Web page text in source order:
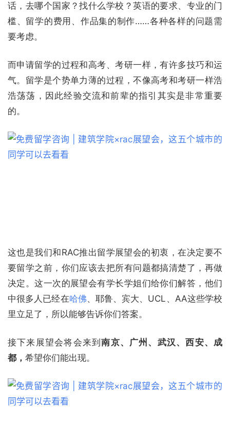
话，去哪个国家？找什么学校？英语的要求、专业的门
槛、留学的费用、作品集的制作……各种各样的问题需
要考虑。
而申请留学的过程和高考、考研一样，有许多技巧和运
气。留学是个势单力薄的过程，不像高考和考研一样浩
浩荡荡，因此经验交流和前辈的指引其实是非常重要
的。
这也是我们和RAC推出留学展望会的初衷，在决定要不
要留学之前，你们应该去把所有问题都搞清楚了，再做
决定。这一次的展望会有学长学姐们给你们解答，他们
中很多人已经在哈佛、耶鲁、宾大、UCL、AA这些学校
里立足了，所以能够告诉你们答案。
接下来展望会将会来到南京、广州、武汉、西安、成
都， 希望你们能出现。